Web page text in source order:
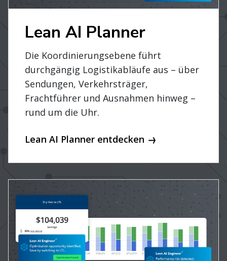
Lean AI Planner
Die Koordinierungsebene führt
durchgängig Logistikabläufe aus – über
Sendungen, Verkehrsträger,
Frachtführer und Ausnahmen hinweg –
rund um die Uhr.
Lean AI Planner entdecken